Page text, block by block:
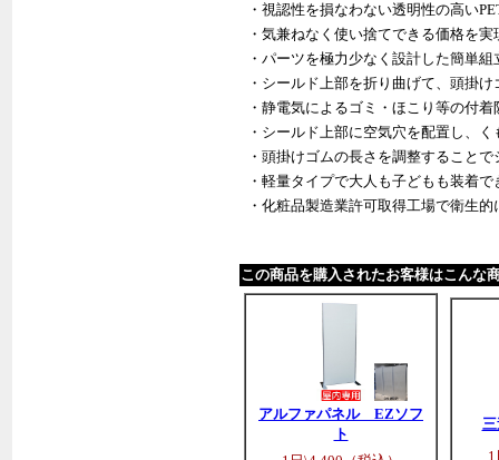
・視認性を損なわない透明性の高い
・気兼ねなく使い捨てできる価格を
・パーツを極力少なく設計した簡単
・シールド上部を折り曲げて、頭掛
・静電気によるゴミ・ほこり等の付
・シールド上部に空気穴を配置し、
・頭掛けゴムの長さを調整すること
・軽量タイプで大人も子どもも装着で
・化粧品製造業許可取得工場で衛生
この商品を購入されたお客様はこんな
アルファパネル EZソフ
ト